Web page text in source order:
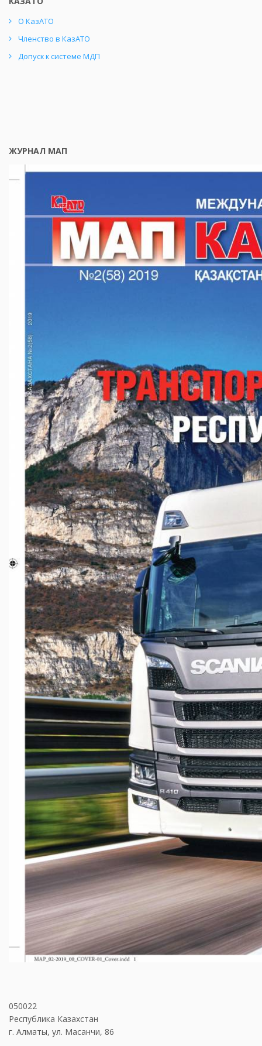
О КазАТО
Членство в КазАТО
Допуск к системе МДП
ЖУРНАЛ МАП
050022
Республика Казахстан
г. Алматы, ул. Масанчи, 86